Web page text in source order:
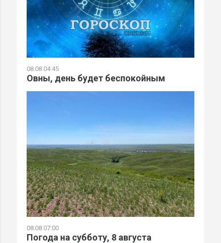
08.08 04:45
Овны, день будет беспокойным
08.08 07:00
Погода на субботу, 8 августа